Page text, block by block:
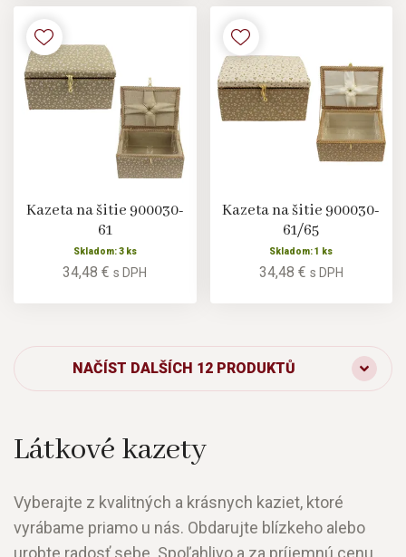
Kazeta na šitie 900030-
61
Skladom: 3 ks
34,48 €s DPH
Kazeta na šitie 900030-
61/65
Skladom: 1 ks
34,48 € s DPH
NAČÍST DALŠÍCH 12 PRODUKTŮ
Látkové kazety
Vyberajte z kvalitných a krásnych kaziet, ktoré
vyrábame priamo u nás. Obdarujte blízkeho alebo